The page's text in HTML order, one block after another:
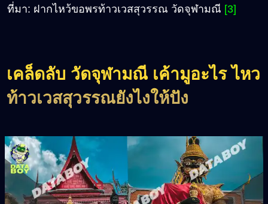
ที่มา: ฝากไหว้ขอพรท้าวเวสสุวรรณ วัดจุฬามณี [3]
เคล็ดลับ วัดจุฬามณี เค้ามูอะไร ไหว
ท้าวเวสสุวรรณยังไงให้ปัง